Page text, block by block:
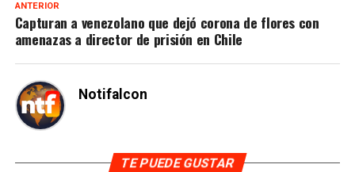
ANTERIOR
Capturan a venezolano que dejó corona de flores con
amenazas a director de prisión en Chile
Notifalcon
TE PUEDE GUSTAR